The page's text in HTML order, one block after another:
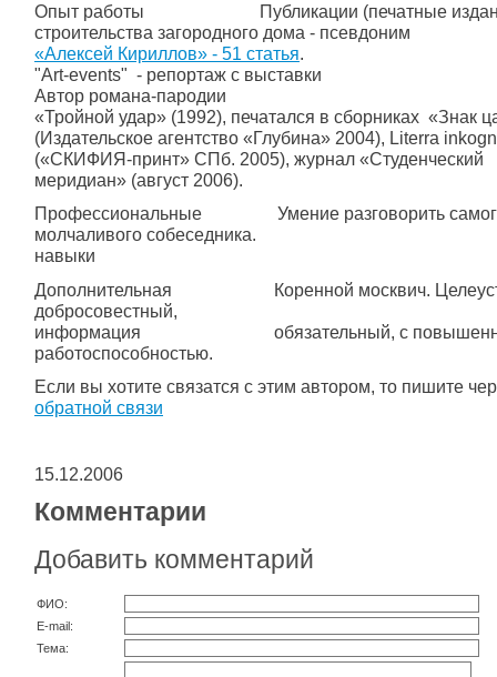
Опыт работы Публикации (печатные
строительства загородного дома - псевдоним
«Алексей Кириллов» - 51 статья.
"Art-events" - репортаж с выставки
Автор романа-пародии
«Тройной удар» (1992), печатался в сборниках «Знак
(Издательское агентство «Глубина» 2004), Literra
(«СКИФИЯ-принт» СПб. 2005), журнал «Студенческий
меридиан» (август 2006).
Профессиональные Умение разговорить
молчаливого собеседника.
навыки
Дополнительная Коренной москвич.
добросовестный,
информация обязательный, с
работоспособностью.
Если вы хотите связатся с этим автором, то пишите
обратной связи
15.12.2006
Комментарии
Добавить комментарий
ФИО:
E-mail:
Тема: